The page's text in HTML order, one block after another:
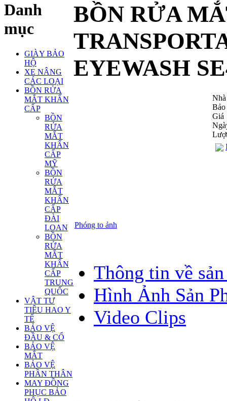
Danh
mục
GIÀY BẢO
HỘ
XE NÂNG
CÁC LOẠI
BỒN RỬA
MẮT KHẨN
CẤP
BỒN
RỬA
MẮT
KHẨN
CẤP
MỸ
BỒN
RỬA
MẮT
KHẨN
CẤP
ĐÀI
LOAN
BỒN
RỬA
MẮT
KHẨN
CẤP
TRUNG
QUỐC
VẬT TƯ
TIÊU HAO Y
TẾ
BẢO VỆ
ĐẦU & CỔ
BẢO VỆ
MẮT
BẢO VỆ
PHẦN THÂN
MAY ĐỒNG
PHỤC BẢO
BỒN RỬA
EYEWASH
Phóng to ảnh
Nhà
Bảo
Giá
Thông tin về
Hình Ảnh Sản
Video Clips